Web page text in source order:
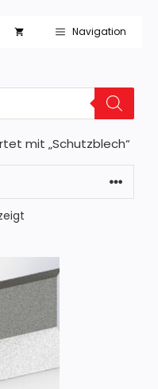
Navigation
mit „Schutzblech“